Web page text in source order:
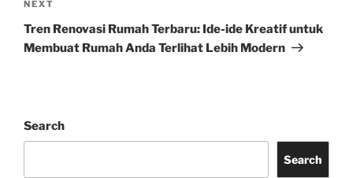
Next
Post
NEXT
Tren Renovasi Rumah Terbaru: Ide-ide Kreatif untuk
Membuat Rumah Anda Terlihat Lebih Modern
Search
Search